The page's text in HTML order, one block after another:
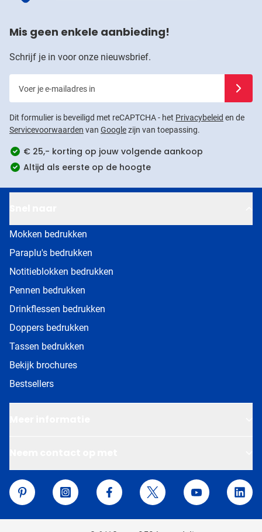
Mis geen enkele aanbieding!
Schrijf je in voor onze nieuwsbrief.
Dit formulier is beveiligd met reCAPTCHA - het Privacybeleid en de
Servicevoorwaarden van Googlezijn van toepassing.
€ 25,- korting op jouw volgende aankoop
Altijd als eerste op de hoogte
Mokken bedrukken
Paraplu's bedrukken
Notitieblokken bedrukken
Pennen bedrukken
Drinkflessen bedrukken
Doppers bedrukken
Tassen bedrukken
Bekijk brochures
Bestsellers
Van Helden Relatiegeschenken
Pinterest
Instagram Facebook Twitter YouTube